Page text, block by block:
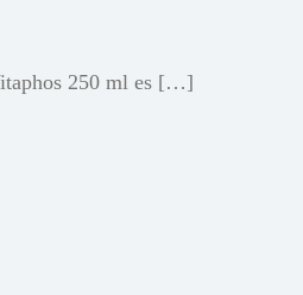
250 ml es […]